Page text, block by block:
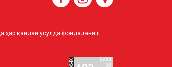
ҳар қандай усулда фойдаланиш